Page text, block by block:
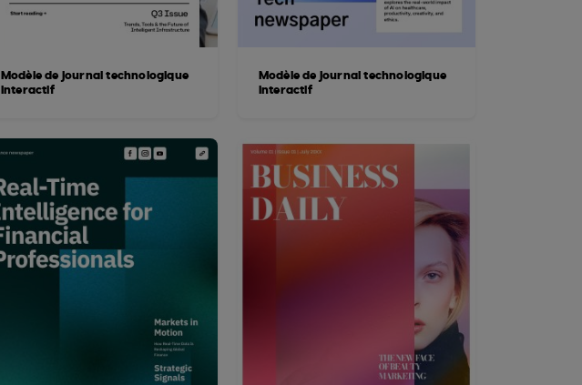
Modèle de journal technologique
interactif
Modèle de journal technologique
interactif